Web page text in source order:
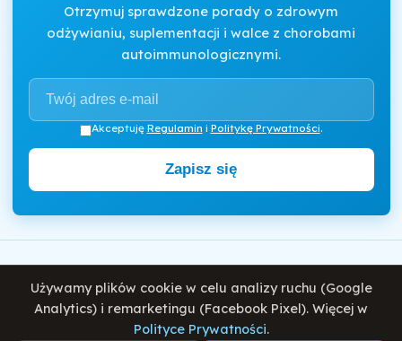
Otrzymuj sprawdzone porady o zdrowym
odżywianiu, suplementacji i walce z chorobami
autoimmunologicznymi.
Akceptuję Regulamin i Politykę Prywatności.
Zapisz się
© 2026 Damian Wiatrowski. Wszelkie prawa zastrzeżone.
Używamy plików cookie w celu analizy ruchu (Google
Analytics) i remarketingu (Facebook Pixel). Więcej w
Polityce Prywatności.